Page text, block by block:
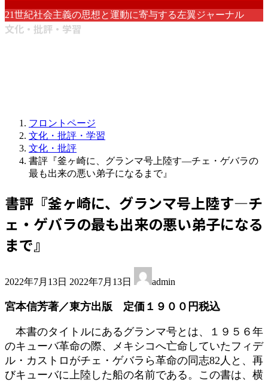
21世紀社会主義の思想と運動に寄与する左翼ジャーナル
文化・批評・学習
フロントページ
文化・批評・学習
文化・批評
書評『釜ヶ崎に、グランマ号上陸す―チェ・ゲバラの
最も出来の悪い弟子になるまで』
書評『釜ヶ崎に、グランマ号上陸す―チ
ェ・ゲバラの最も出来の悪い弟子になる
まで』
2022年7月13日 終
新
時
:
2022年7月13日 admin
宮本信芳著／東方出版 定価１９００円税込
本書のタイトルにあるグランマ号とは、１９５６年
のキューバ革命の際、メキシコへ亡命していたフィデ
ル・カストロがチェ・ゲバラら革命の同志82人と、再
びキューバに上陸した船の名前である。この書は、横